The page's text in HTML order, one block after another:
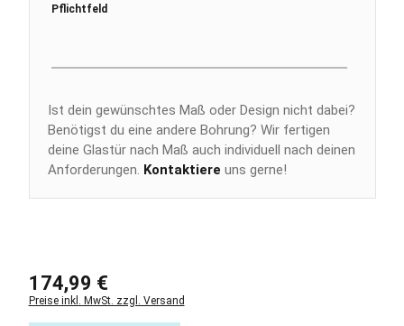
Regulärer Preis:
174,99 €
Preise inkl. MwSt. zzgl. Versand
Pflichtfeld
Ist dein gewünschtes Maß oder Design nicht dabei?
Benötigst du eine andere Bohrung? Wir fertigen
deine Glastür nach Maß auch individuell nach deinen
Anforderungen. Kontaktiere uns gerne!